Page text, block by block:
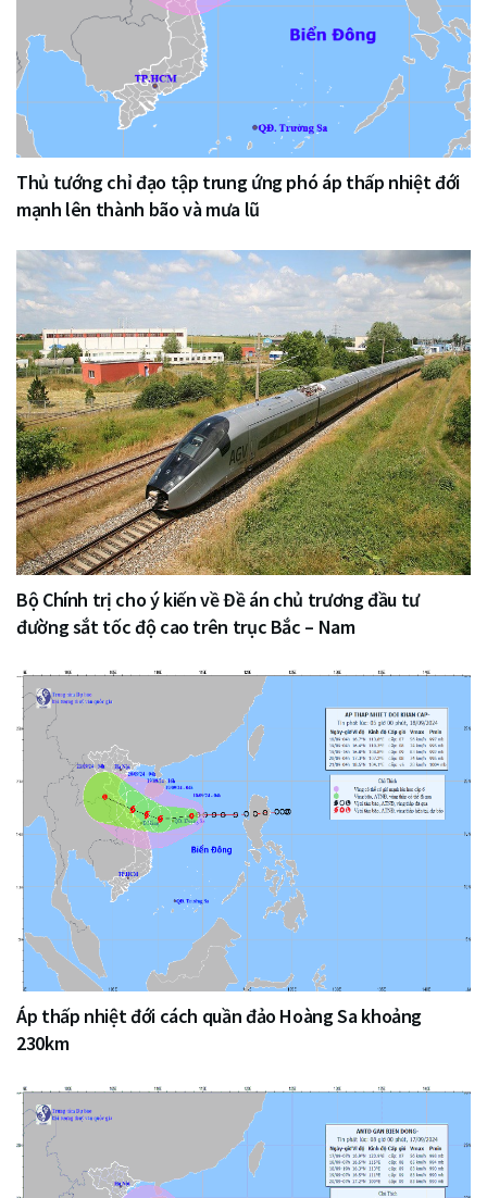
Thủ tướng chỉ đạo tập trung ứng phó áp thấp nhiệt đới
mạnh lên thành bão và mưa lũ
Bộ Chính trị cho ý kiến về Đề án chủ trương đầu tư
đường sắt tốc độ cao trên trục Bắc – Nam
Áp thấp nhiệt đới cách quần đảo Hoàng Sa khoảng
230km